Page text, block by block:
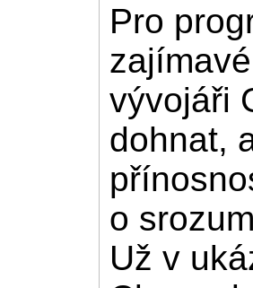
Pro
vývojáři
dohnat,
o
Už v